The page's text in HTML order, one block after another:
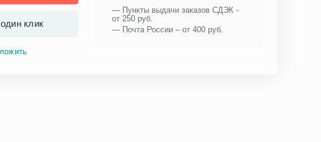
клик
— Пункты выдачи заказов СДЭК -
от 250 руб.
— Почта России – от 400 руб.